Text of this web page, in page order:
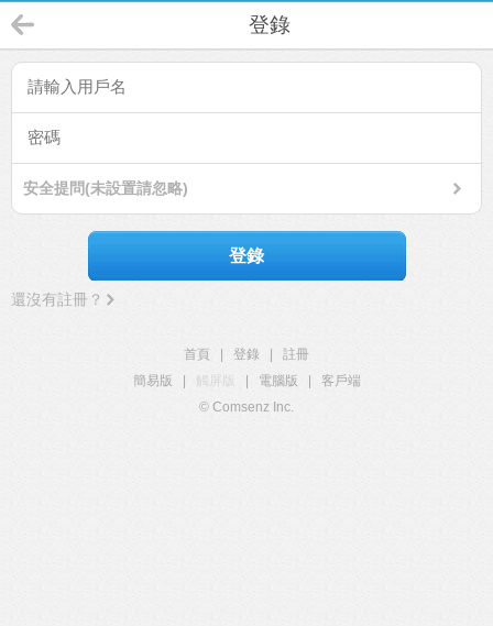
登錄
安全提問(未設置請忽略)
登錄
還沒有註冊？
首頁 登錄
註冊
簡易版
觸屏版 電腦版
客戶端
© Comsenz Inc.